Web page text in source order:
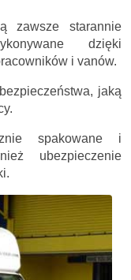
zawsze starannie
dzięki
i vanów.
jaką
spakowane i
ubezpieczenie